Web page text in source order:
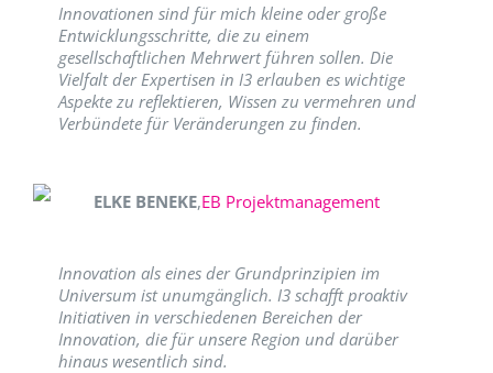
Innovationen sind für mich kleine oder große
Entwicklungsschritte, die zu einem
gesellschaftlichen Mehrwert führen sollen. Die
Vielfalt der Expertisen in I3 erlauben es wichtige
Aspekte zu reflektieren, Wissen zu vermehren und
Verbündete für Veränderungen zu finden.
ELKE BENEKE,EB Projektmanagement
Innovation als eines der Grundprinzipien im
Universum ist unumgänglich. I3 schafft proaktiv
Initiativen in verschiedenen Bereichen der
Innovation, die für unsere Region und darüber
hinaus wesentlich sind.